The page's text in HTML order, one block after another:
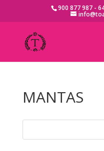
900 877 987 -
MANTAS